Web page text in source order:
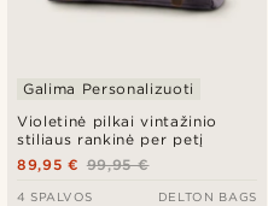
Violetinė pilkai vintažinio
stiliaus rankinė per petį
Galima Personalizuoti
99,95 €
89,95 €
4 SPALVOS DELTON BAGS